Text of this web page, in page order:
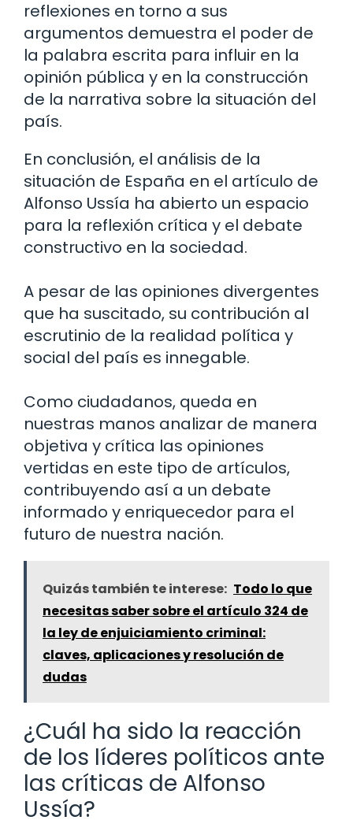
reflexiones en torno a sus
argumentos demuestra el poder de
la palabra escrita para influir en la
opinión pública y en la construcción
de la narrativa sobre la situación del
país.
En conclusión, el análisis de la
situación de España en el artículo de
Alfonso Ussía ha abierto un espacio
para la reflexión crítica y el debate
constructivo en la sociedad.
A pesar de las opiniones divergentes
que ha suscitado, su contribución al
escrutinio de la realidad política y
social del país es innegable.
Como ciudadanos, queda en
nuestras manos analizar de manera
objetiva y crítica las opiniones
vertidas en este tipo de artículos,
contribuyendo así a un debate
informado y enriquecedor para el
futuro de nuestra nación.
Quizás también te interese: Todo lo que
necesitas saber sobre el artículo 324 de
la ley de enjuiciamiento criminal:
claves, aplicaciones y resolución de
dudas
¿Cuál ha sido la reacción
de los líderes políticos ante
las críticas de Alfonso
Ussía?